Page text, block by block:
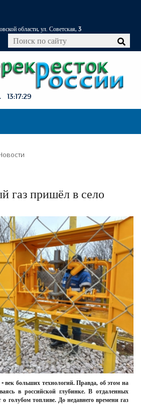
области, ул. Советская, 3
13:17:29
газ пришёл в село
- век больших технологий. Правда, об этом на
в российской глубинке. В отдаленных
голубом топливе. До недавнего времени газ